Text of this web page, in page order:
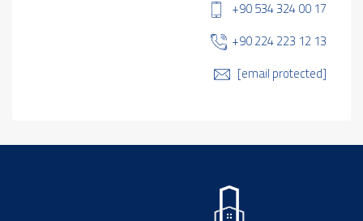
+90 534 324 00 17
+90 224 223 12 13
[email protected]